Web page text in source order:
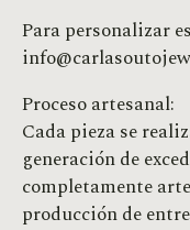
Para personalizar
Proceso artesanal:
Cada pieza se
generación de
completamente
producción de